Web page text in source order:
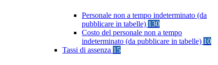
Personale non a tempo indeterminato (da
pubblicare in tabelle) 130
Costo del personale non a tempo
indeterminato (da pubblicare in tabelle) 10
Tassi di assenza 15